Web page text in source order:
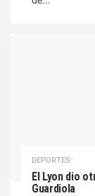
DEPORTES
El Lyon dio
Guardiola